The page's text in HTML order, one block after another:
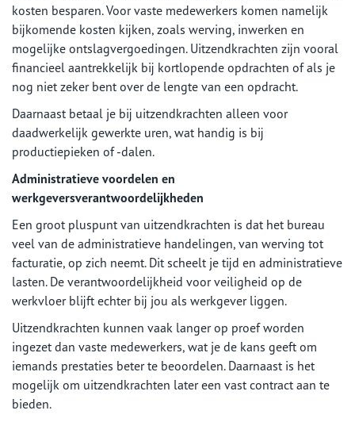
kosten besparen. Voor vaste medewerkers komen namelijk
bijkomende kosten kijken, zoals werving, inwerken en
mogelijke ontslagvergoedingen. Uitzendkrachten zijn vooral
financieel aantrekkelijk bij kortlopende opdrachten of als je
nog niet zeker bent over de lengte van een opdracht.
Daarnaast betaal je bij uitzendkrachten alleen voor
daadwerkelijk gewerkte uren, wat handig is bij
productiepieken of -dalen.
Administratieve voordelen en
werkgeversverantwoordelijkheden
Een groot pluspunt van uitzendkrachten is dat het bureau
veel van de administratieve handelingen, van werving tot
facturatie, op zich neemt. Dit scheelt je tijd en administratieve
lasten. De verantwoordelijkheid voor veiligheid op de
werkvloer blijft echter bij jou als werkgever liggen.
Uitzendkrachten kunnen vaak langer op proef worden
ingezet dan vaste medewerkers, wat je de kans geeft om
iemands prestaties beter te beoordelen. Daarnaast is het
mogelijk om uitzendkrachten later een vast contract aan te
bieden.